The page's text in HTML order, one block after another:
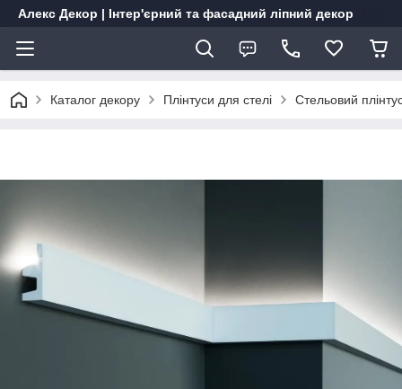
Алекс Декор | Інтер'єрний та фасадний ліпний декор
Каталог декору Плінтуси для стелі Стельовий